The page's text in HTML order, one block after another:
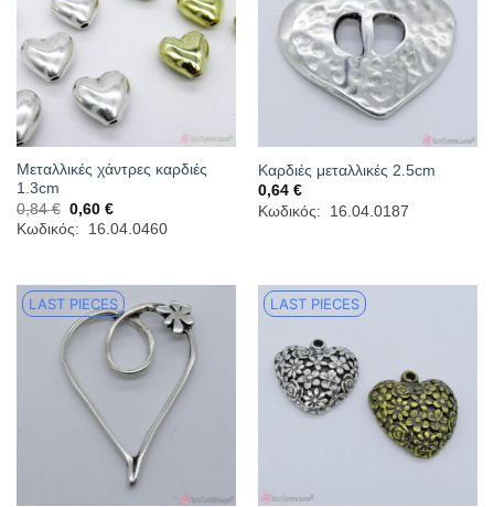
Μεταλλικές χάντρες καρδιές
1.3cm
0,84€ Original
price
was:
0,60 €Η
τρέχουσα
τιμή
Κωδικός: 16.04.0460
Καρδιές μεταλλικές 2.5cm
0,64 €
Κωδικός: 16.04.0187
LAST PIECES LAST PIECES